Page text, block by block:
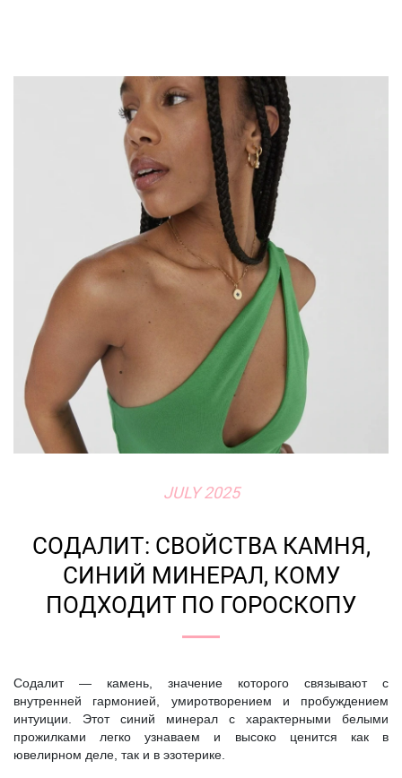
JULY 2025
СОДАЛИТ: СВОЙСТВА КАМНЯ,
СИНИЙ МИНЕРАЛ, КОМУ
ПОДХОДИТ ПО ГОРОСКОПУ
Содалит — камень, значение которого связывают с
внутренней гармонией, умиротворением и пробуждением
интуиции. Этот синий минерал с характерными белыми
прожилками легко узнаваем и высоко ценится как в
ювелирном деле, так и в эзотерике.